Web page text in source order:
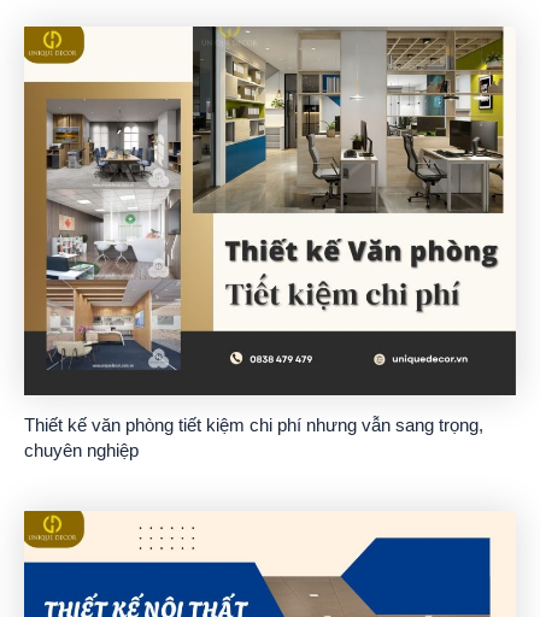
Thiết kế văn phòng tiết kiệm chi phí nhưng vẫn sang trọng,
chuyên nghiệp